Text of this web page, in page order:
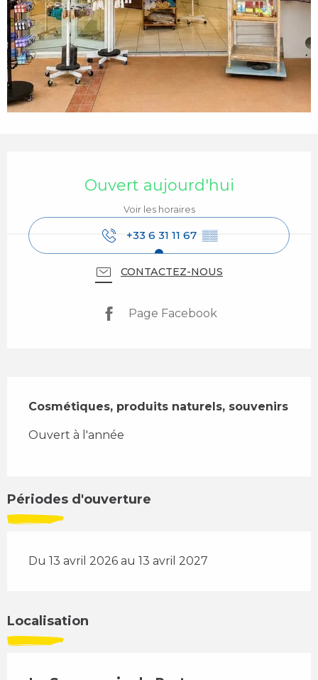
Ouvert aujourd'hui
Voir les horaires
+33 6 31 11 67 ▒▒
CONTACTEZ-NOUS
Page Facebook
Cosmétiques, produits naturels, souvenirs
Ouvert à l'année
Périodes d'ouverture
Du 13 avril 2026 au 13 avril 2027
Localisation